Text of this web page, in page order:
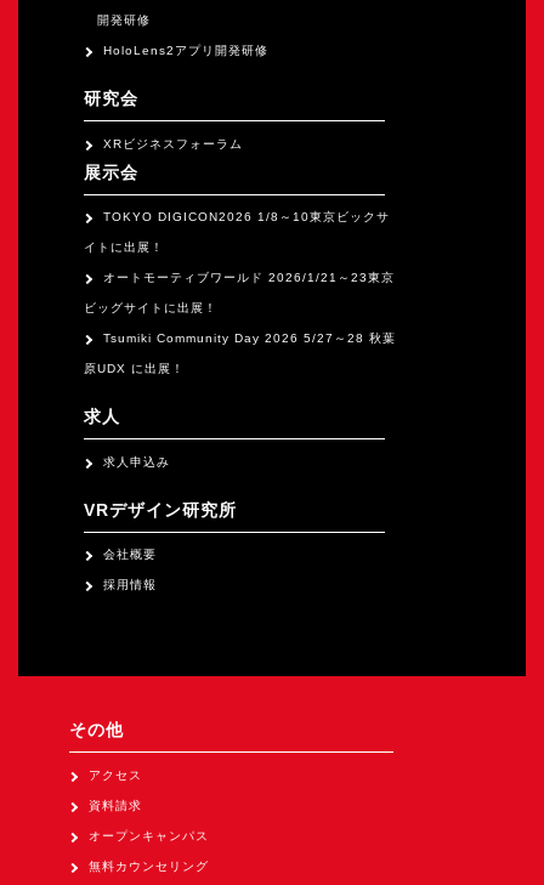
開発研修
HoloLens2アプリ開発研修
研究会
XRビジネスフォーラム
展示会
TOKYO DIGICON2026 1/8～10東京ビックサ
イトに出展！
オートモーティブワールド 2026/1/21～23東京
ビッグサイトに出展！
Tsumiki Community Day 2026 5/27～28 秋葉
原UDX に出展！
求人
求人申込み
VRデザイン研究所
会社概要
採用情報
その他
アクセス
資料請求
オープンキャンパス
無料カウンセリング